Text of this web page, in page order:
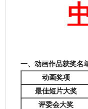
一、 动画作品获奖名
动画奖项
最佳短片大奖
评委会大奖